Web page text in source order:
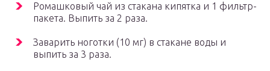
Ромашковый чай из стакана кипятка и 1 фильтр-
пакета. Выпить за 2 раза.
Заварить ноготки (10 мг) в стакане воды и
выпить за 3 раза.